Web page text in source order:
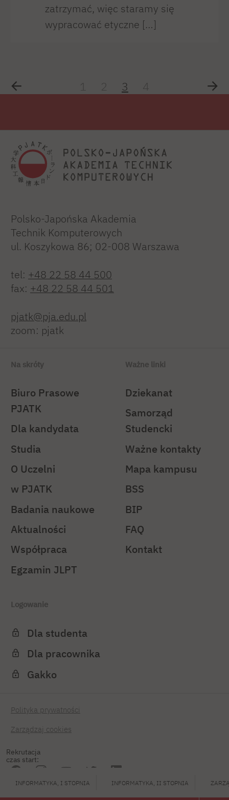
Rekrutacja
czas start:
INFORMATYKA, I STOPNIA INFORMATYKA, II STOPNIA
zatrzymać, więc staramy się
wypracować etyczne […]
1 2 3 4
Polsko-Japońska Akademia
Technik Komputerowych
ul. Koszykowa 86; 02-008 Warszawa
tel: +48 22 58 44 500
fax: +48 22 58 44 501
pjatk@pja.edu.pl
zoom: pjatk
Na skróty
Biuro Prasowe
PJATK
Dla kandydata
Studia
O Uczelni
w PJATK
Badania naukowe
Aktualności
Współpraca
Egzamin JLPT
Ważne linki
Dziekanat
Samorząd
Studencki
Ważne kontakty
Mapa kampusu
BSS
BIP
FAQ
Kontakt
Logowanie
Dla studenta
Dla pracownika
Gakko
Polityka prywatności
Zarządzaj cookies